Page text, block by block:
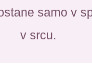
samo v
v srcu.